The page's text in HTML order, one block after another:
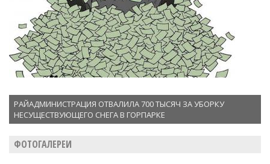
РАЙАДМИНИСТРАЦИЯ ОТВАЛИЛА 700 ТЫСЯЧ ЗА УБОРКУ
НЕСУЩЕСТВУЮЩЕГО СНЕГА В ГОРПАРКЕ
ФОТОГАЛЕРЕИ